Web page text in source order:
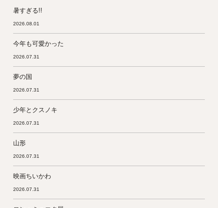
暑すぎる!!
2026.08.01
今年も可愛かった
2026.07.31
夢の国
2026.07.31
少年とクスノキ
2026.07.31
山形
2026.07.31
映画ちいかわ
2026.07.31